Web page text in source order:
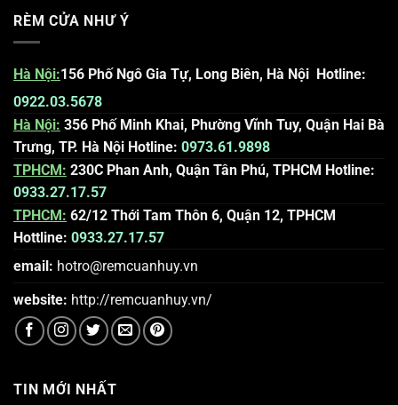
RÈM CỬA NHƯ Ý
Hà Nội:156 Phố Ngô Gia Tự, Long Biên, Hà Nội Hotline:
0922.03.5678
Hà Nội: 356 Phố Minh Khai, Phường Vĩnh Tuy, Quận Hai Bà
Trưng, TP. Hà Nội Hotline: 0973.61.9898
TPHCM: 230C Phan Anh, Quận Tân Phú, TPHCM Hotline:
0933.27.17.57
TPHCM: 62/12 Thới Tam Thôn 6, Quận 12, TPHCM
Hottline: 0933.27.17.57
email: hotro@remcuanhuy.vn
website: http://remcuanhuy.vn/
TIN MỚI NHẤT